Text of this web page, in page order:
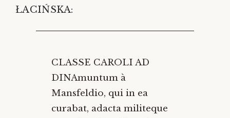
ŁACIŃSKA:
CLASSE CAROLI AD
DINAmuntum à
Mansfeldio, qui in ea
curabat, adacta militeque